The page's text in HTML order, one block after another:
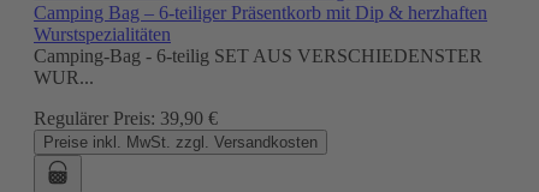
Camping Bag – 6-teiliger Präsentkorb mit Dip & herzhaften
Wurstspezialitäten
Camping-Bag - 6-teilig SET AUS VERSCHIEDENSTER
WUR...
Regulärer Preis: 39,90 €
Preise inkl. MwSt. zzgl. Versandkosten